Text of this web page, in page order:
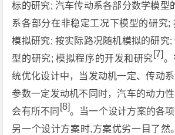
标的研究; 汽车传动系各部分数学模型
系各部分在非稳定工况下模型的研究;
模拟研究; 按实际路况随机模拟的研究
型的研究; 模拟程序的开发和研究[7]。
统优化设计中，当发动机一定、传动
参数一定发动机不同时，汽车的动力
会有所不同 [8]。当一个设计方案的各
另一个设计方案时,方案优劣一目了然